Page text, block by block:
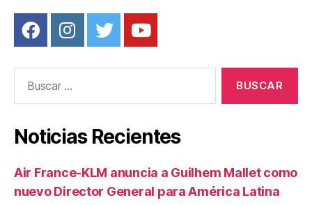
Noticias Recientes
Air France-KLM anuncia a Guilhem Mallet como
nuevo Director General para América Latina